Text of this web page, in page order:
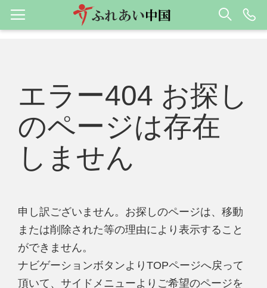
エラー404 お探し
のページは存在
しません
申し訳ございません。お探しのページは、移動
または削除された等の理由により表示すること
ができません。
ナビゲーションボタンよりTOPページへ戻って
頂いて、サイドメニューよりご希望のページを